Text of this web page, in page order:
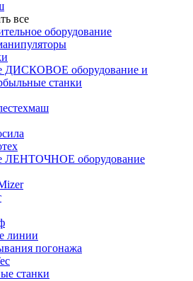
все
оборудование
ДИСКОВОЕ оборудование и
станки
ЛЕНТОЧНОЕ оборудование
линии
погонажа
станки